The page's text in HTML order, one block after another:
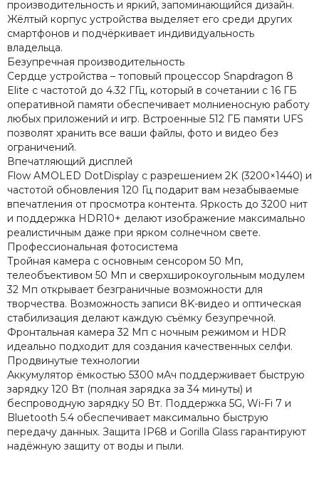
производительность и яркий, запоминающийся дизайн.
Жёлтый корпус устройства выделяет его среди других
смартфонов и подчёркивает индивидуальность
владельца.
Безупречная производительность
Сердце устройства – топовый процессор Snapdragon 8
Elite с частотой до 4.32 ГГц, который в сочетании с 16 ГБ
оперативной памяти обеспечивает молниеносную работу
любых приложений и игр. Встроенные 512 ГБ памяти UFS
позволят хранить все ваши файлы, фото и видео без
ограничений.
Впечатляющий дисплей
Flow AMOLED DotDisplay с разрешением 2K (3200×1440) и
частотой обновления 120 Гц подарит вам незабываемые
впечатления от просмотра контента. Яркость до 3200 нит
и поддержка HDR10+ делают изображение максимально
реалистичным даже при ярком солнечном свете.
Профессиональная фотосистема
Тройная камера с основным сенсором 50 Мп,
телеобъективом 50 Мп и сверхширокоугольным модулем
32 Мп открывает безграничные возможности для
творчества. Возможность записи 8K-видео и оптическая
стабилизация делают каждую съёмку безупречной.
Фронтальная камера 32 Мп с ночным режимом и HDR
идеально подходит для создания качественных селфи.
Продвинутые технологии
Аккумулятор ёмкостью 5300 мАч поддерживает быструю
зарядку 120 Вт (полная зарядка за 34 минуты) и
беспроводную зарядку 50 Вт. Поддержка 5G, Wi-Fi 7 и
Bluetooth 5.4 обеспечивает максимально быструю
передачу данных. Защита IP68 и Gorilla Glass гарантируют
надёжную защиту от воды и пыли.